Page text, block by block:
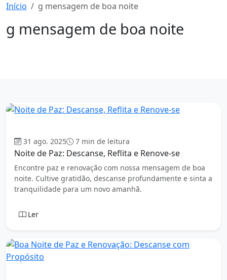
Início g mensagem de boa noite
g mensagem de boa noite
31 ago. 2025 7 min de leitura
Noite de Paz: Descanse, Reflita e Renove-se
Encontre paz e renovação com nossa mensagem de boa
noite. Cultive gratidão, descanse profundamente e sinta a
tranquilidade para um novo amanhã.
Ler